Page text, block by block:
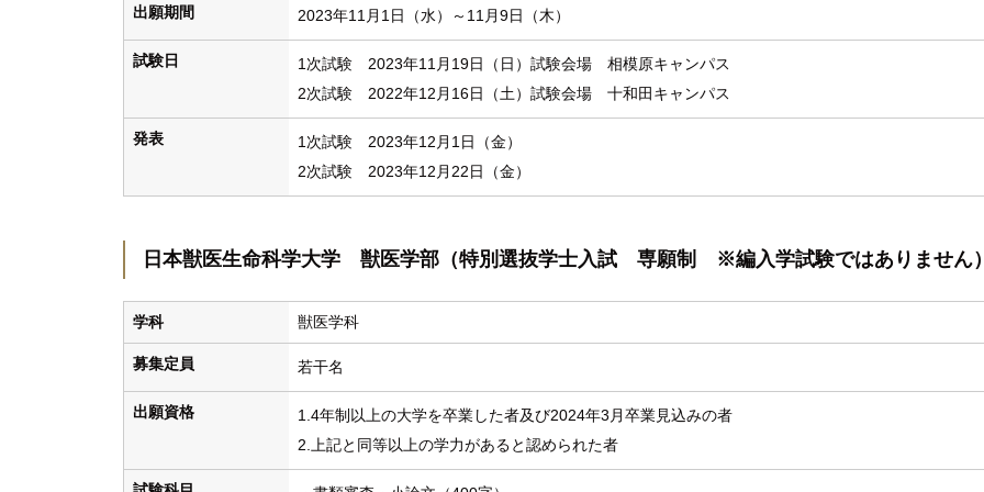
出願期間 2023年11月1日（水）～11月9日（木）
試験日
1次試験 2023年11月19日（日）試験会場 相模原キャンパス
2次試験 2022年12月16日（土）試験会場 十和田キャンパス
発表
1次試験 2023年12月1日（金）
2次試験 2023年12月22日（金）
日本獣医生命科学大学 獣医学部（特別選抜学士入試 専願制 ※編入学試験ではありません
学科 獣医学科
募集定員 若干名
出願資格
1.4年制以上の大学を卒業した者及び2024年3月卒業見込みの者
2.上記と同等以上の学力があると認められた者